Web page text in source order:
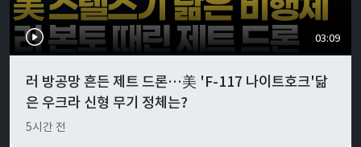
03:09
러 방공망 흔든 제트 드론…美 'F-117 나이트호크'닮
은 우크라 신형 무기 정체는?
5시간 전